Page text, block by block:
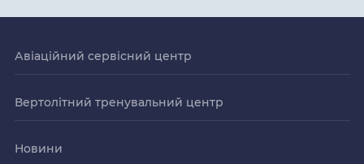
Авіаційний сервісний центр
Вертолітний тренувальний центр
Новини